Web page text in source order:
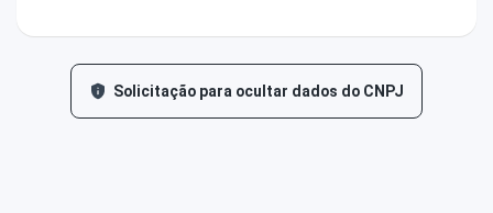
Solicitação para ocultar dados do CNPJ